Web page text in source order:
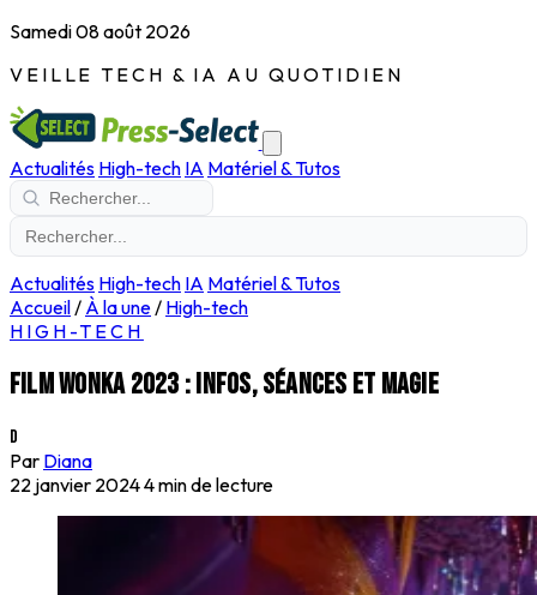
Samedi 08 août 2026
VEILLE TECH & IA AU QUOTIDIEN
Actualités High-tech IA Matériel & Tutos
Actualités High-tech IA Matériel & Tutos
Accueil/ À la une/ High-tech
HIGH-TECH
Film Wonka 2023 : infos, séances et magie
D
Par Diana
22 janvier 20244 min de lecture